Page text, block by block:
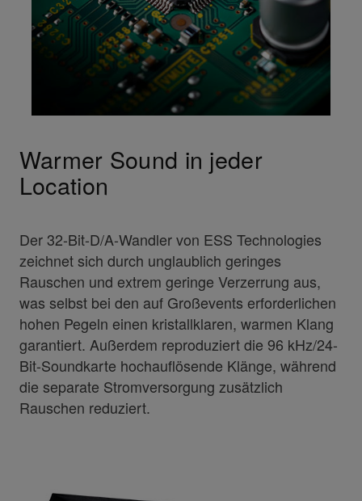
Warmer Sound in jeder
Location
Der 32-Bit-D/A-Wandler von ESS Technologies
zeichnet sich durch unglaublich geringes
Rauschen und extrem geringe Verzerrung aus,
was selbst bei den auf Großevents erforderlichen
hohen Pegeln einen kristallklaren, warmen Klang
garantiert. Außerdem reproduziert die 96 kHz/24-
Bit-Soundkarte hochauflösende Klänge, während
die separate Stromversorgung zusätzlich
Rauschen reduziert.